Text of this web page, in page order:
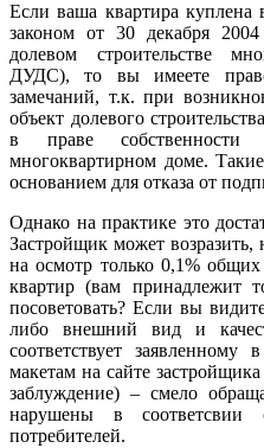
Если ваша квартира куплена
законом от 30 декабря
долевом строительстве
ДУДС), то вы имеете
замечаний, т.к. при
объект долевого
в праве
многоквартирном доме.
основанием для отказа от
Однако на практике это
Застройщик может
на осмотр только 0,1%
квартир (вам принадлежит
посоветовать? Если вы
либо внешний вид и
соответствует
макетам на сайте
заблуждение) – смело
нарушены в
потребителей.